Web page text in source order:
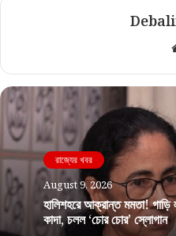
রাজ্যের খবর
August 9, 2026
হালিশহরে আক্রান্ত মমতা!
কাদা, চলল ‘চোর চোর’ স্লোগান